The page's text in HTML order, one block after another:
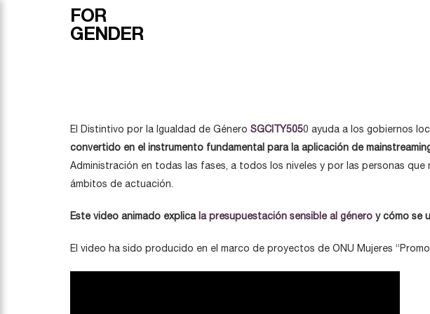
FOR
GENDER
El Distintivo por la Igualdad de Género SGCITY5050 ayuda a los gobiernos
convertido en el instrumento fundamental para la aplicación de
Administración en todas las fases, a todos los niveles y por las personas
ámbitos de actuación.
Este video animado explica la presupuestación sensible al género y cómo se
El video ha sido producido en el marco de proyectos de ONU Mujeres